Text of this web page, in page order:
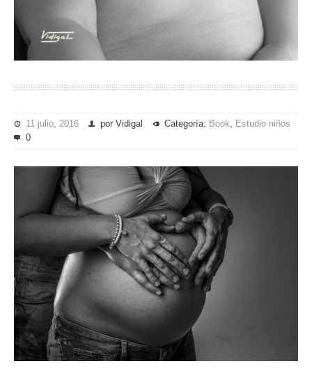
11 julio, 2016 por Vidigal Categoría: Book
Estudio niños
0